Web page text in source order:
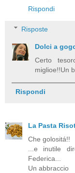
Rispondi
Risposte
Dolci a
Certo
miglioe!!Un
Rispondi
La Pasta
Che golositá!!
...e inutile
Federica...
Un abbraccio